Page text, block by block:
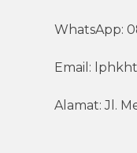
WhatsApp:
Email:
Alamat: Jl.